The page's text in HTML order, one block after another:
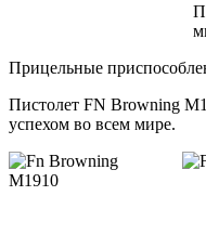
Прицельные
Пистолет FN Browning
успехом во всем мире.